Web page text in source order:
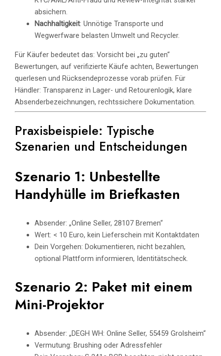
absichern.
Nachhaltigkeit: Unnötige Transporte und
Wegwerfware belasten Umwelt und Recycler.
Für Käufer bedeutet das: Vorsicht bei „zu guten“
Bewertungen, auf verifizierte Käufe achten, Bewertungen
querlesen und Rücksendeprozesse vorab prüfen. Für
Händler: Transparenz in Lager- und Retourenlogik, klare
Absenderbezeichnungen, rechtssichere Dokumentation.
Praxisbeispiele: Typische
Szenarien und Entscheidungen
Szenario 1: Unbestellte
Handyhülle im Briefkasten
Absender: „Online Seller, 28107 Bremen“
Wert: < 10 Euro, kein Lieferschein mit Kontaktdaten
Dein Vorgehen: Dokumentieren, nicht bezahlen,
optional Plattform informieren, Identitätscheck.
Szenario 2: Paket mit einem
Mini-Projektor
Absender: „DEGH WH: Online Seller, 55459 Grolsheim“
Vermutung: Brushing oder Adressfehler